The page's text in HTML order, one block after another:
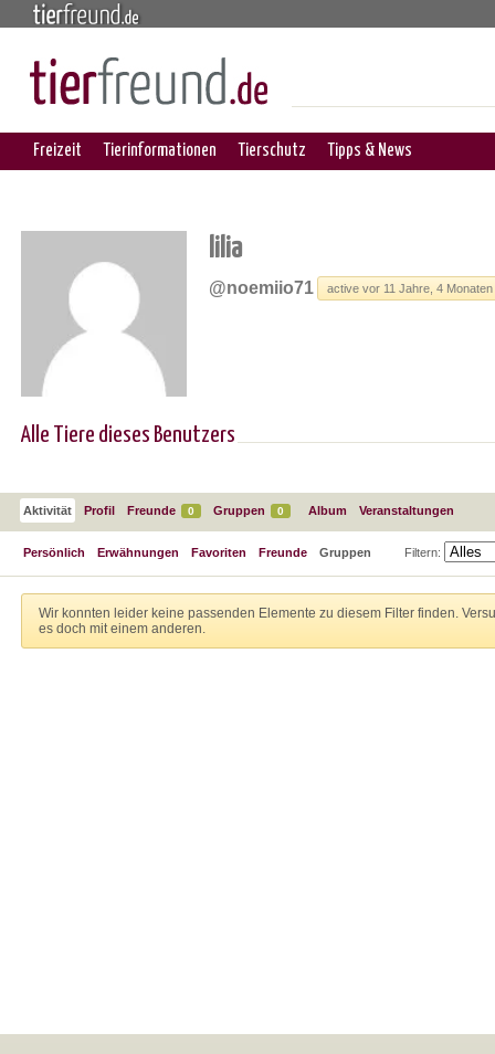
Freizeit Tierinformationen Tierschutz Tipps & News
lilia
@noemiio71 active vor 11 Jahre, 4 Monaten
Alle Tiere dieses Benutzers
Aktivität Profil Freunde 0 Gruppen 0 Album Veranstaltungen
Persönlich Erwähnungen Favoriten Freunde Gruppen Filtern:
Wir konnten leider keine passenden Elemente zu diesem Filter finden.
es doch mit einem anderen.